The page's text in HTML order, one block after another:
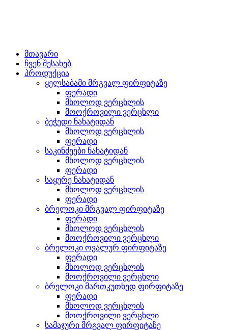
მთავარი
ჩვენ შესახებ
პროდუქცია
ყელსაბამი მრგვალ ფირფიტაზე
ფერადი
მხოლოდ ვერცხლის
მოოქროვილი ვერცხლი
ბეჭედი ნახატიდან
მხოლოდ ვერცხლის
ფერადი
საკინძეები ნახატიდან
მხოლოდ ვერცხლის
ფერადი
საყურე ნახატიდან
მხოლოდ ვერცხლის
ფერადი
ბრელოკი მრგვალ ფირფიტაზე
ფერადი
მხოლოდ ვერცხლის
მოოქროვილი ვერცხლი
ბრელოკი ოვალურ ფირფიტაზე
ფერადი
მხოლოდ ვერცხლის
მოოქროვილი ვერცხლი
ბრელოკი მართკუთხედ ფირფიტაზე
ფერადი
მხოლოდ ვერცხლის
მოოქროვილი ვერცხლი
სამაჯური მრგვალ ფირფიტაზე